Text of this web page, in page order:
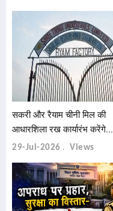
सकरी और रैयाम चीनी मिल की
आधारशिला रख कार्यारंभ करेंगे...
29-Jul-2026 Views